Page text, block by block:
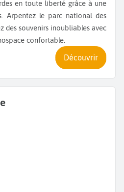
en toute liberté grâce à une
Arpentez le parc national des
des souvenirs inoubliables avec
confortable.
Découvrir